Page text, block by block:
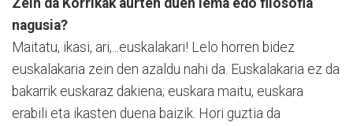
nagusia?
Maitatu, ikasi, ari,...euskalakari! Lelo horren bidez
euskalakaria zein den azaldu nahi da. Euskalakaria ez da
bakarrik euskaraz dakiena; euskara maitu, euskara
erabili eta ikasten duena baizik. Hori guztia da